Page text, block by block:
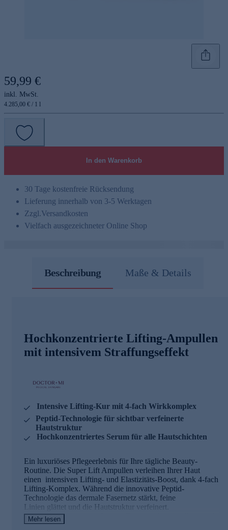
59,99 €
inkl. MwSt.
4.285,00 € / 1 l
In den Warenkorb
30 Tage kostenfreie Rücksendung
Lieferung innerhalb von 3-5 Werktagen
Zzgl.Versandkosten
Vielfach ausgezeichneter Online Shop
Beschreibung Maße & Details
Hochkonzentrierte Lifting-Ampullen
mit intensivem Straffungseffekt
Intensive Lifting-Kur mit 4-fach Wirkkomplex
Peptid-Technologie für sichtbar verfeinerte
Hautstruktur
Hochkonzentriertes Serum für alle Hautschichten
Ein luxuriöses Pflegeerlebnis für Ihre tägliche Beauty-
Routine. Die Super Lift Ampullen verleihen Ihrer Haut
einen intensiven Lifting- und Elastizitäts-Boost, dank 4-fach
Lifting-Komplex. Während die innovative Peptid-
Technologie das dermale Fasernetz stärkt, feine
Linien glättet und die Hautstruktur verfeinert.
Die hochkonzentrierte, flüssige Textur zieht schnell ein und
versorgt alle Hautschichten mit wertvollen Wirkstoffen.
Mehr lesen